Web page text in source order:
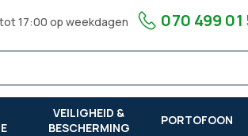
17:00 op weekdagen 070 499 01
VEILIGHEID &
BESCHERMING
PORTOFOON